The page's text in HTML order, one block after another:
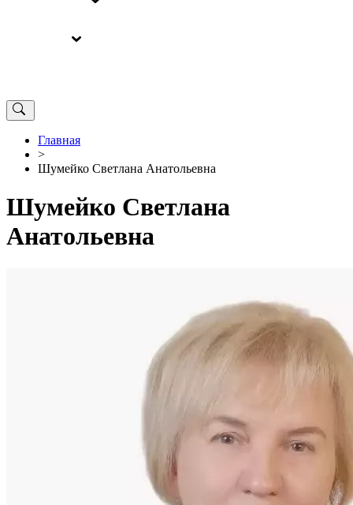
Главная
>
Шумейко Светлана Анатольевна
Шумейко Светлана
Анатольевна